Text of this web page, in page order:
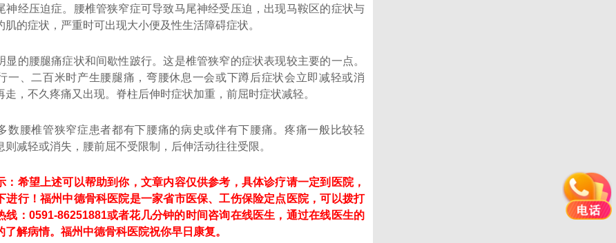
经压迫症。腰椎管狭窄症可导致马尾神经受压迫，出现马鞍区的症状与
肌的症状，严重时可出现大小便及性生活障碍症状。
腰腿痛症状和间歇性跛行。这是椎管狭窄的症状表现较主要的一点。
一、二百米时产生腰腿痛，弯腰休息一会或下蹲后症状会立即减轻或消
走，不久疼痛又出现。脊柱后伸时症状加重，前屈时症状减轻。
腰椎管狭窄症患者都有下腰痛的病史或伴有下腰痛。疼痛一般比较轻
则减轻或消失，腰前屈不受限制，后伸活动往往受限。
望上述可以帮助到你，文章内容仅供参考，具体诊疗请一定到医院，
进行！福州中德骨科医院是一家省市医保、工伤保险定点医院，可以拨打
线：0591-86251881或者花几分钟的时间咨询在线医生，通过在线医生的
了解病情。福州中德骨科医院祝你早日康复。